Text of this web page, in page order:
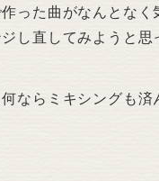
った曲がなんとなく
し直してみようと思
ならミキシングも